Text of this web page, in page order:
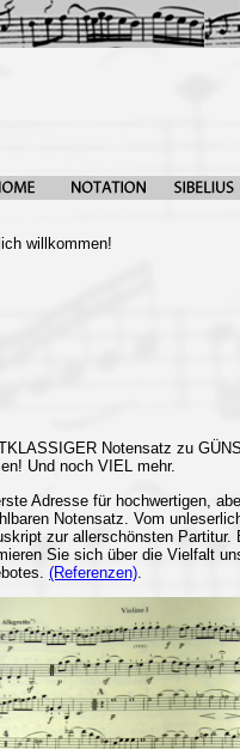
willkommen!
Notensatz zu
Und noch VIEL mehr.
Adresse für hochwertigen,
Notensatz. Vom
zur allerschönsten Partitur.
Sie sich über die Vielfalt
(Referenzen)